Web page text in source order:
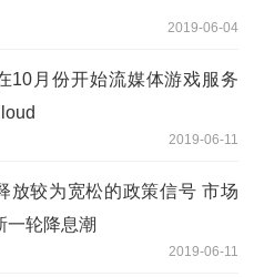
2019-06-04
10月份开始流媒体游戏服务
2019-06-11
放较为宽松的政策信号 市场
一轮降息潮
2019-06-11